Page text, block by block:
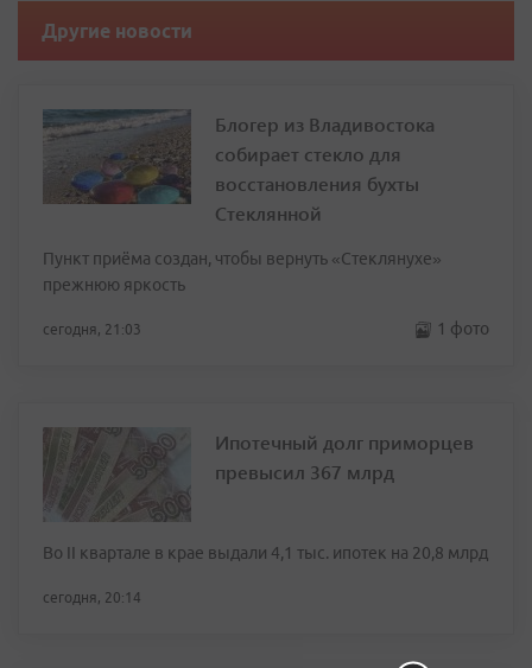
Другие новости
Блогер из Владивостока
собирает стекло для
восстановления бухты
Стеклянной
Пункт приёма создан, чтобы вернуть «Стеклянухе»
прежнюю яркость
сегодня, 21:03 1 фото
Ипотечный долг приморцев
превысил 367 млрд
Во II квартале в крае выдали 4,1 тыс. ипотек на 20,8 млрд
сегодня, 20:14